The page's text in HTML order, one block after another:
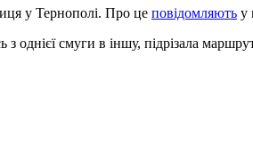
у Тернополі. Про це повідомляють у
смуги в іншу, підрізала